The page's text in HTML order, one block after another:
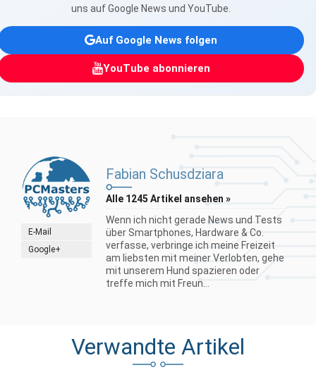
uns auf Google News und YouTube.
Auf Google News folgen
YouTube abonnieren
E-Mail
Google+
Fabian Schusdziara
Alle 1245 Artikel ansehen »
Wenn ich nicht gerade News und Tests
über Smartphones, Hardware & Co.
verfasse, verbringe ich meine Freizeit
am liebsten mit meiner Verlobten, gehe
mit unserem Hund spazieren oder
treffe mich mit Freun...
Verwandte Artikel